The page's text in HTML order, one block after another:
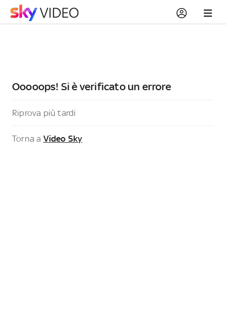
Ooooops! Si è verificato un errore
Riprova più tardi
Torna a Video Sky